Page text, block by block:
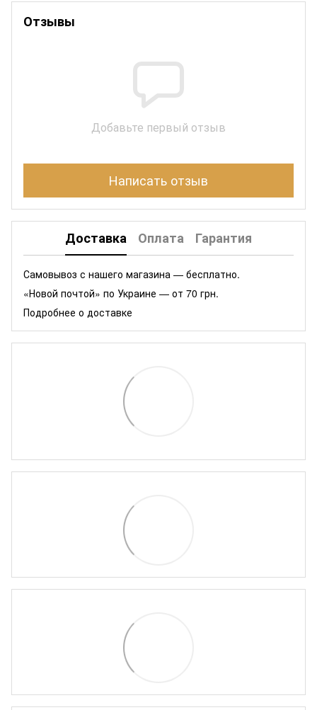
Отзывы
Добавьте первый отзыв
Написать отзыв
Доставка Оплата Гарантия
Самовывоз с нашего магазина — бесплатно.
«Новой почтой» по Украине — от 70 грн.
Подробнее о доставке